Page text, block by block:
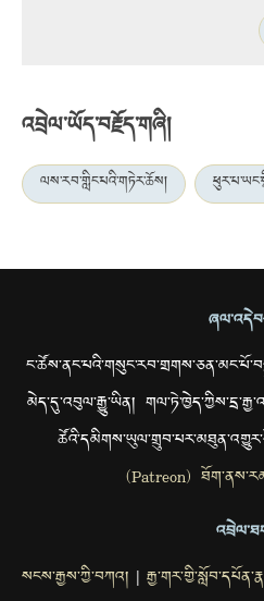
འབྲེལ་ཡོད་བརྗོད་གཞི།
ལས་རབ་གླིང་པའི་གཏེར་ཆོས།
མེད་དུ་འབུལ་རྒྱུ་ཡིན།
(Patreon)
སངས་རྒྱས་ཀྱི་བཀའ།